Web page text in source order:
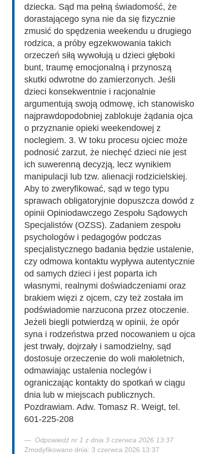
dziecka. Sąd ma pełną świadomość, że
dorastającego syna nie da się fizycznie
zmusić do spędzenia weekendu u drugiego
rodzica, a próby egzekwowania takich
orzeczeń siłą wywołują u dzieci głęboki
bunt, traumę emocjonalną i przynoszą
skutki odwrotne do zamierzonych. Jeśli
dzieci konsekwentnie i racjonalnie
argumentują swoją odmowę, ich stanowisko
najprawdopodobniej zablokuje żądania ojca
o przyznanie opieki weekendowej z
noclegiem. 3. W toku procesu ojciec może
podnosić zarzut, że niechęć dzieci nie jest
ich suwerenną decyzją, lecz wynikiem
manipulacji lub tzw. alienacji rodzicielskiej.
Aby to zweryfikować, sąd w tego typu
sprawach obligatoryjnie dopuszcza dowód z
opinii Opiniodawczego Zespołu Sądowych
Specjalistów (OZSS). Zadaniem zespołu
psychologów i pedagogów podczas
specjalistycznego badania będzie ustalenie,
czy odmowa kontaktu wypływa autentycznie
od samych dzieci i jest poparta ich
własnymi, realnymi doświadczeniami oraz
brakiem więzi z ojcem, czy też została im
podświadomie narzucona przez otoczenie.
Jeżeli biegli potwierdzą w opinii, że opór
syna i rodzeństwa przed nocowaniem u ojca
jest trwały, dojrzały i samodzielny, sąd
dostosuje orzeczenie do woli małoletnich,
odmawiając ustalenia noclegów i
ograniczając kontakty do spotkań w ciągu
dnia lub w miejscach publicznych.
Pozdrawiam. Adw. Tomasz R. Weigt, tel.
601-225-208
Odpowiedź nr 1 z dnia 3 czerwca 2026 13:37
Zmodyfikowano dnia: 3 czerwca 2026 13:37